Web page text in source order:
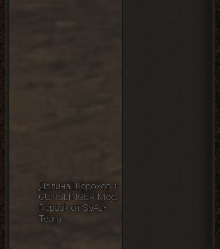
Долина Шорохов +
GUNSLINGER Mod.
Repack от SpAa-
Team